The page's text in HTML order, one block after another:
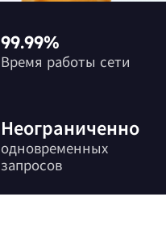
99.99%
Время работы сети
Неограниченно
одновременных
запросов